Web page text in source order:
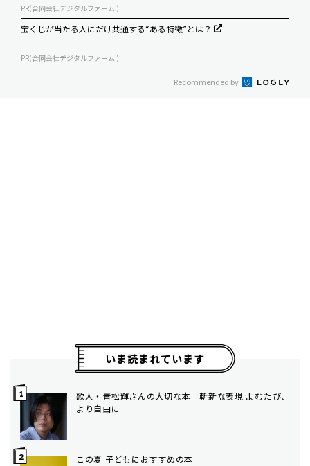
PR(合同会社デジタルファーム )
宝くじが当たる人にだけ共通する“ある特徴”とは？
PR(合同会社デジタルファーム )
Recommended by
いま読まれています
歌人・青松輝さんの大切な本 斬新な表現 よむたび、
より自由に
この夏 子どもにおすすめの本